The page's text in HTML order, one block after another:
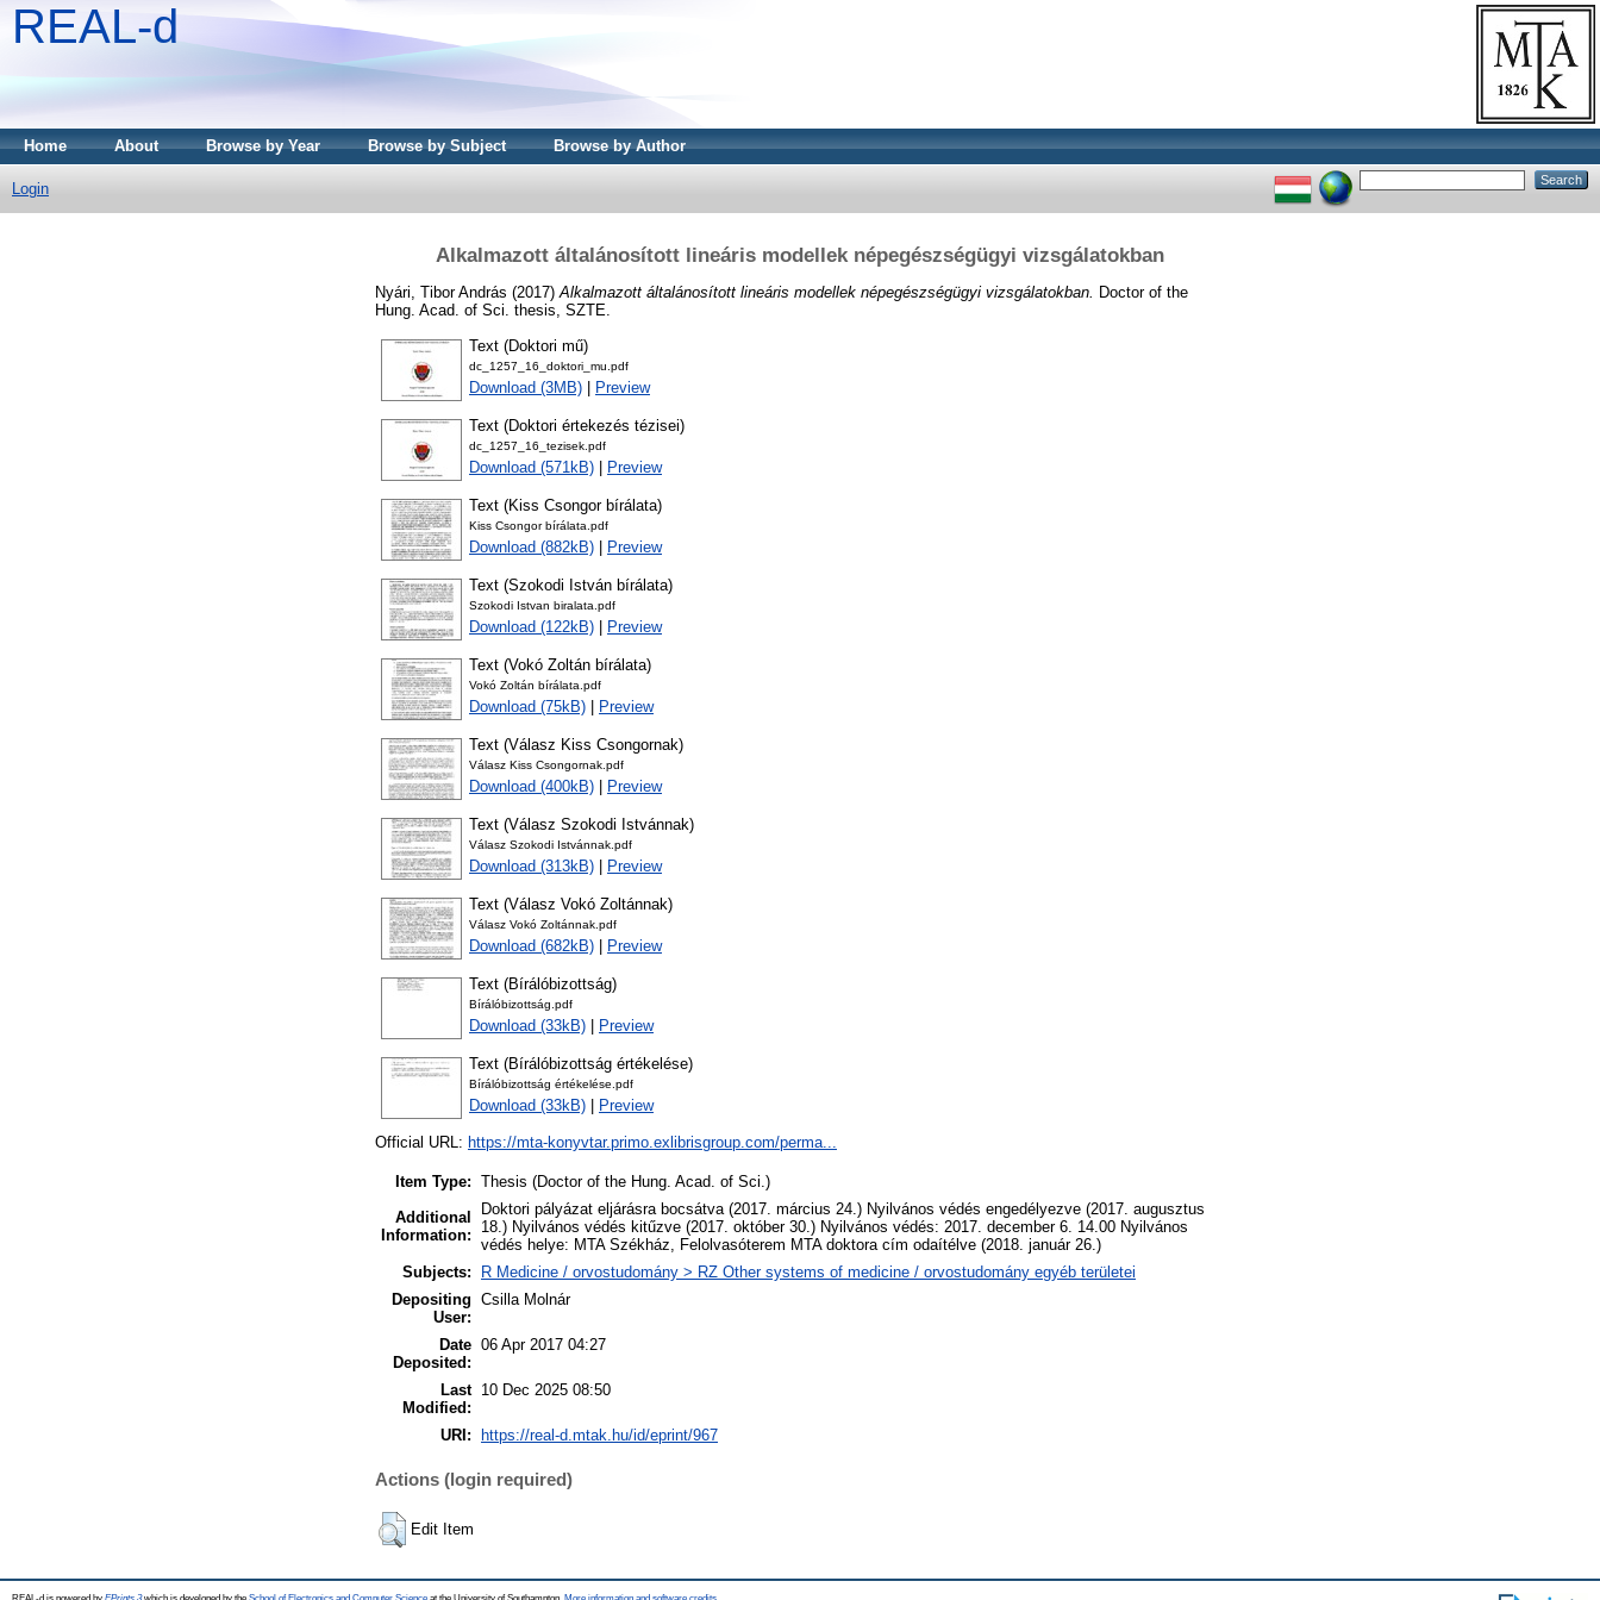
REAL-d
Home About Browse by Year Browse by Subject Browse by Author
Login
Alkalmazott általánosított lineáris modellek népegészségügyi vizsgálatokban
Nyári, Tibor András (2017) Alkalmazott általánosított lineáris modellek népegészségügyi vizsgálatokban. Doctor of the
Hung. Acad. of Sci. thesis, SZTE.
Text (Doktori mű)
dc_1257_16_doktori_mu.pdf
Download (3MB) Preview
Text (Doktori értekezés tézisei)
dc_1257_16_tezisek.pdf
Download (571kB) Preview
Text (Kiss Csongor bírálata)
Kiss Csongor bírálata.pdf
Download (882kB) Preview
Text (Szokodi István bírálata)
Szokodi Istvan biralata.pdf
Download (122kB) Preview
Text (Vokó Zoltán bírálata)
Vokó Zoltán bírálata.pdf
Download (75kB) Preview
Text (Válasz Kiss Csongornak)
Válasz Kiss Csongornak.pdf
Download (400kB) Preview
Text (Válasz Szokodi Istvánnak)
Válasz Szokodi Istvánnak.pdf
Download (313kB) Preview
Text (Válasz Vokó Zoltánnak)
Válasz Vokó Zoltánnak.pdf
Download (682kB) Preview
Text (Bírálóbizottság)
Bírálóbizottság.pdf
Download (33kB) Preview
Text (Bírálóbizottság értékelése)
Bírálóbizottság értékelése.pdf
Download (33kB) Preview
Official URL: https://mta-konyvtar.primo.exlibrisgroup.com/perma...
Item Type: Thesis (Doctor of the Hung. Acad. of Sci.)
Additional
Information:
Doktori pályázat eljárásra bocsátva (2017. március 24.) Nyilvános védés engedélyezve (2017. augusztus
18.) Nyilvános védés kitűzve (2017. október 30.) Nyilvános védés: 2017. december 6. 14.00 Nyilvános
védés helye: MTA Székház, Felolvasóterem MTA doktora cím odaítélve (2018. január 26.)
Subjects:
R Medicine / orvostudomány > RZ Other systems of medicine / orvostudomány egyéb területei
Depositing
User:
Csilla Molnár
Date
Deposited:
06 Apr 2017 04:27
Last
Modified:
10 Dec 2025 08:50
URI: https://real-d.mtak.hu/id/eprint/967
Actions (login required)
Edit Item